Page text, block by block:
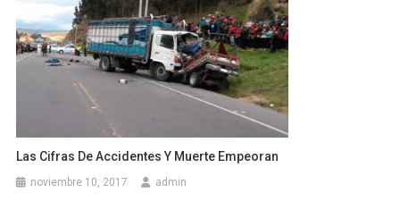
Las Cifras De Accidentes Y Muerte Empeoran
noviembre 10, 2017 admin